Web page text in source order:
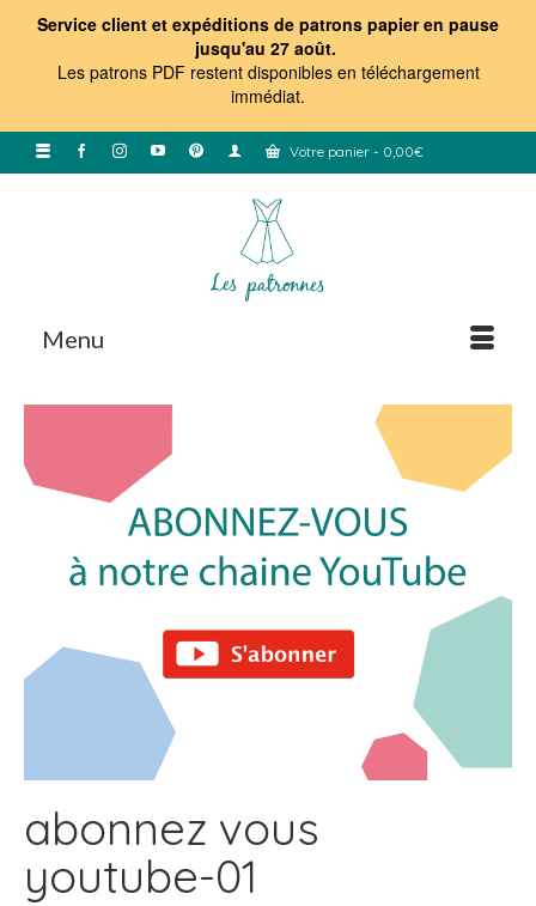
Service client et expéditions de patrons papier en pause
jusqu'au 27 août.
Les patrons PDF restent disponibles en téléchargement
immédiat.
Votre panier - 0,00€
Menu
abonnez vous
youtube-01